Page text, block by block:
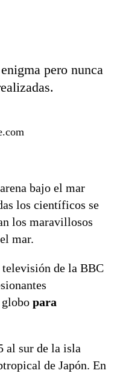
pero nunca
bajo el mar
los científicos se
los maravillosos
mar.
televisión de la BBC
globo para
al sur de la isla
de Japón. En